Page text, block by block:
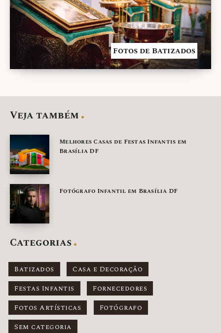
Fotos de Batizados
Veja também
Melhores Casas de Festas Infantis em
Brasília DF
Fotógrafo Infantil em Brasília DF
Categorias
Batizados
Casa e Decoração
Festas Infantis
Fornecedores
Fotos Artísticas
Fotógrafo
Sem categoria